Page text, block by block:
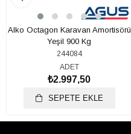
Alko Octagon Karavan Amortisörü
Yeşil 900 Kg
244084
ADET
₺2.997,50
SEPETE EKLE